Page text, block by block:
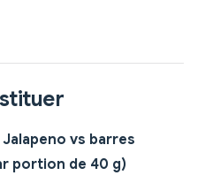
vs barres
portion de 40 g)